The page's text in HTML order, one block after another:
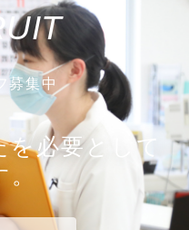
募集中
必要として